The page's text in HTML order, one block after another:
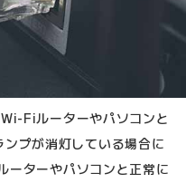
Fiルーターやパソコンと
プが消灯している場合に
ターやパソコンと正常に